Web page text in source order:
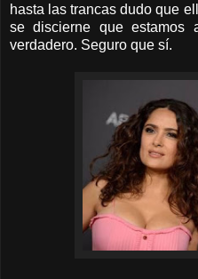
hasta las trancas dudo que
se discierne que estamos
verdadero. Seguro que sí.